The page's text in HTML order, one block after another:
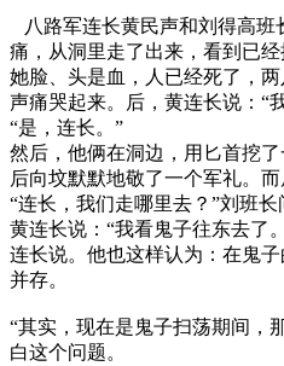
八路军连长黄民声和刘得高班
痛，从洞里走了出来，看到已
她脸、头是血，人已经死了，
声痛哭起来。后，黄连长说：“
“是，连长。”
然后，他俩在洞边，用匕首挖
后向坟默默地敬了一个军礼。而
“连长，我们走哪里去？”刘班长
黄连长说：“我看鬼子往东去了
连长说。他也这样认为：在鬼
并存。
“其实，现在是鬼子扫荡期间，
白这个问题。